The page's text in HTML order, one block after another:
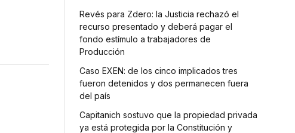
Revés para Zdero: la Justicia rechazó el
recurso presentado y deberá pagar el
fondo estímulo a trabajadores de
Producción
Caso EXEN: de los cinco implicados tres
fueron detenidos y dos permanecen fuera
del país
Capitanich sostuvo que la propiedad privada
ya está protegida por la Constitución y